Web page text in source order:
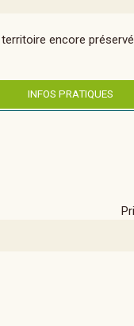
encore
INFOS PRATIQUES